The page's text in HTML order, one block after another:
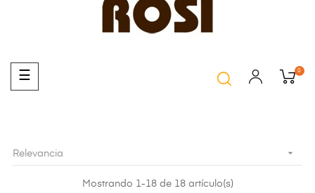
Navegación
de
☰ 0
Relevancia 
Mostrando 1-18 de 18 artículo(s)